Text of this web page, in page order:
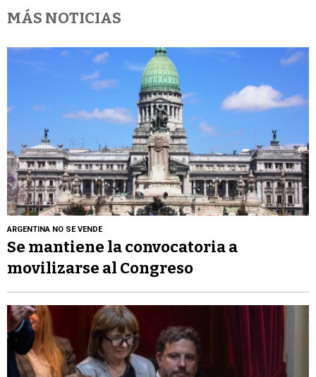
MÁS NOTICIAS
ARGENTINA NO SE VENDE
Se mantiene la convocatoria a
movilizarse al Congreso